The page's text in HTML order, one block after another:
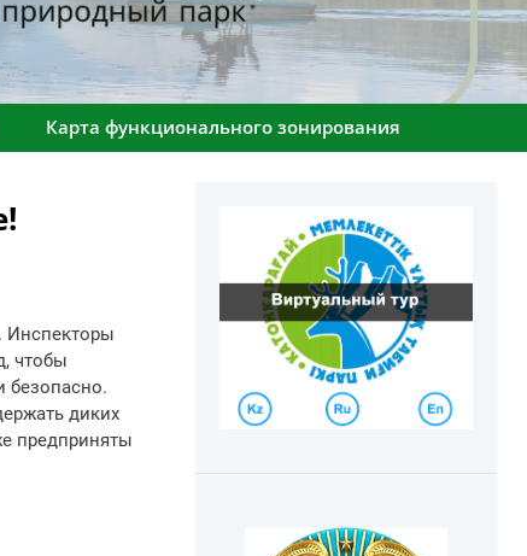
Карта функционального зонирования
Инспекторы
чтобы
безопасно.
диких
предприняты